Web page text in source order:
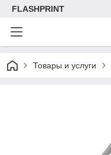
FLASHPRINT
Товары и услуги